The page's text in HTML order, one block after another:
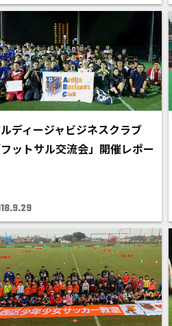
ディージャビジネスクラブ
フットサル交流会」開催レポー